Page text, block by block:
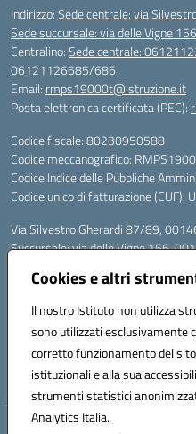
Cookies e altri
Il nostro Istituto non utilizza
sono utilizzati esclusivamente
corretto funzionamento del
istituzionali e alla sua
strumenti statistici
Analytics Italia.
Indirizzo:Sede centrale: via
Sede succursale: via delle Vigne
Centralino:Sede centrale:
06121126685/686
Email: rmps19000t@istruzione.it
Posta elettronica certificata (PEC):
Codice fiscale: 80230950588
Codice meccanografico:
Codice Indice delle Pubbliche
Codice unico di fatturazione (CUF):
Via Silvestro Gherardi 87/89,
Succursale: via delle Vigne 156,
Mail: rmps19000t@istruzione.it -
Per contatti con il Dirigente
Codice univoco ufficio: UFE6AQ
Codice meccanografico:
Codice fiscale: 80230950588